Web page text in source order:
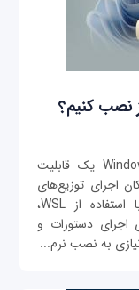
WSL سرنام Windows Subsystem for Linux یک قابلیت
اجرای توزیع‌های
لینوکس را درون ویندوز فراهم می‌کند. با استفاده از WSL،
اجرای دستورات و
به نصب نرم‌...